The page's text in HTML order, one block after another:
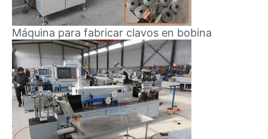
Máquina para fabricar clavos en bobina